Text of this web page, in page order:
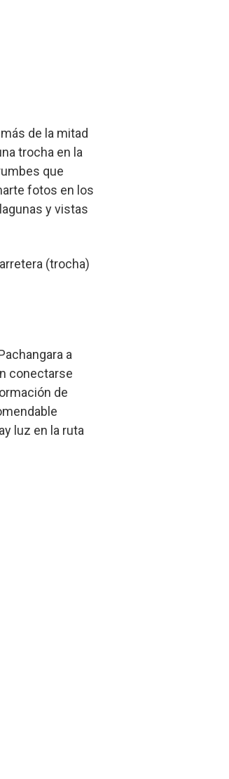
de la mitad
trocha en la
que
fotos en los
y vistas
(trocha)
a
conectarse
de
luz en la ruta